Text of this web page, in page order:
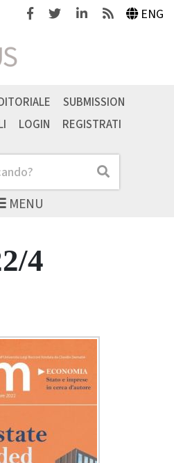
FacebookTwitterLinkedinFeeds ENG
MENU
Cerca
SUBMISSION
LOGIN REGISTRATI
4